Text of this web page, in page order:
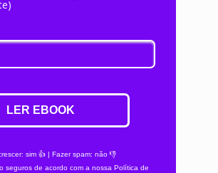
LER EBOOK
sim 👍 | Fazer spam: não 👎
seguros de acordo com a nossa Política de